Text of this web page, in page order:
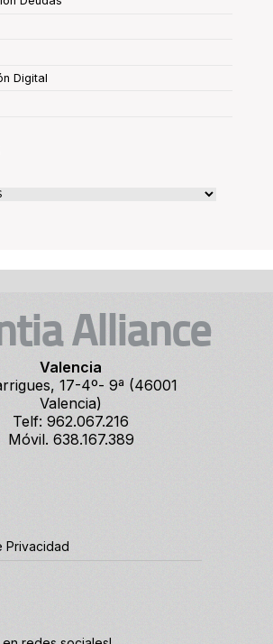
Digital
Alliance
Valencia
17-4º- 9ª (46001
Valencia)
Telf: 962.067.216
Móvil. 638.167.389
Privacidad